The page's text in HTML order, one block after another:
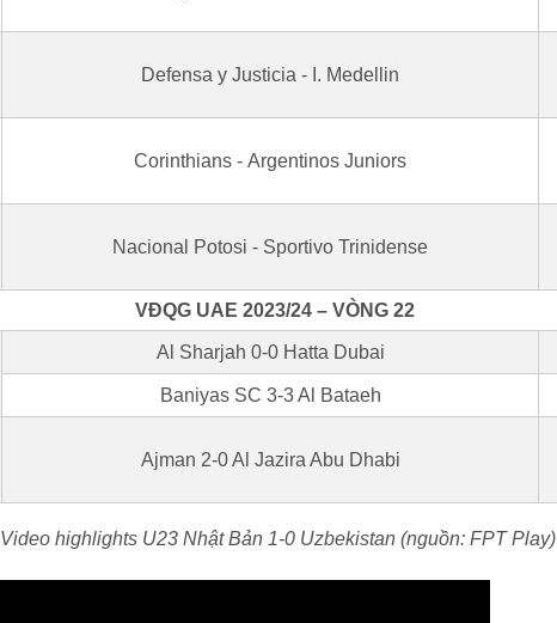
Defensa y Justicia - I. Medellin
Corinthians - Argentinos Juniors
Nacional Potosi - Sportivo Trinidense
VĐQG UAE 2023/24 – VÒNG 22
Al Sharjah 0-0 Hatta Dubai
Baniyas SC 3-3 Al Bataeh
Ajman 2-0 Al Jazira Abu Dhabi
Video highlights U23 Nhật Bản 1-0 Uzbekistan (nguồn: FPT Play)